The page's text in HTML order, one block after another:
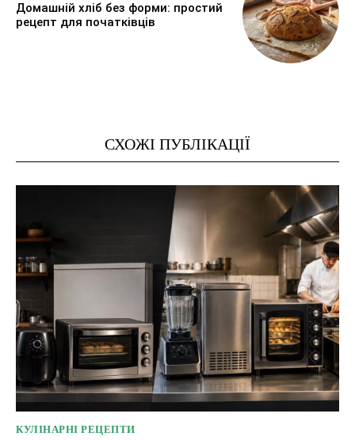
Домашній хліб без форми: простий
рецепт для початківців
СХОЖІ ПУБЛІКАЦІЇ
КУЛІНАРНІ РЕЦЕПТИ